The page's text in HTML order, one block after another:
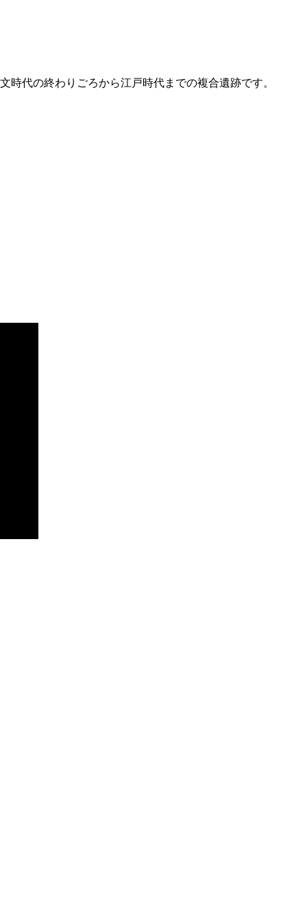
代の終わりごろから江戸時代までの複合遺跡です。